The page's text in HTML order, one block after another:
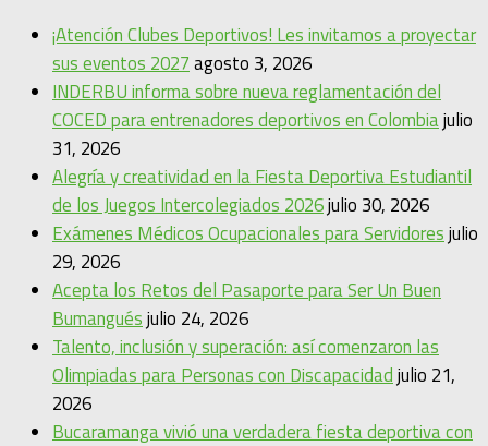
¡Atención Clubes Deportivos! Les invitamos a proyectar
sus eventos 2027agosto 3, 2026
INDERBU informa sobre nueva reglamentación del
COCED para entrenadores deportivos en Colombiajulio
31, 2026
Alegría y creatividad en la Fiesta Deportiva Estudiantil
de los Juegos Intercolegiados 2026julio 30, 2026
Exámenes Médicos Ocupacionales para Servidoresjulio
29, 2026
Acepta los Retos del Pasaporte para Ser Un Buen
Bumanguésjulio 24, 2026
Talento, inclusión y superación: así comenzaron las
Olimpiadas para Personas con Discapacidadjulio 21,
2026
Bucaramanga vivió una verdadera fiesta deportiva con